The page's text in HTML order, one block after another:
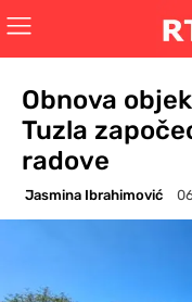
Obnova
Tuzla
radove
Jasmina Ibrahimović